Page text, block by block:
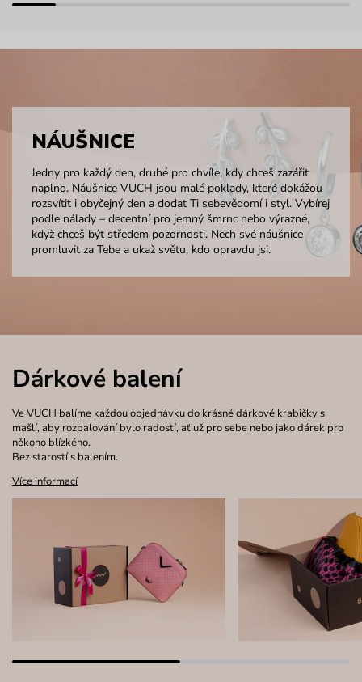
NÁUŠNICE
Jedny pro každý den, druhé pro chvíle, kdy chceš zazářit
naplno. Náušnice VUCH jsou malé poklady, které dokážou
rozsvítit i obyčejný den a dodat Ti sebevědomí i styl. Vybírej
podle nálady – decentní pro jemný šmrnc nebo výrazné,
když chceš být středem pozornosti. Nech své náušnice
promluvit za Tebe a ukaž světu, kdo opravdu jsi.
Dárkové balení
Ve VUCH balíme každou objednávku do krásné dárkové krabičky s
mašlí, aby rozbalování bylo radostí, ať už pro sebe nebo jako dárek pro
někoho blízkého.
Bez starostí s balením.
Více informací